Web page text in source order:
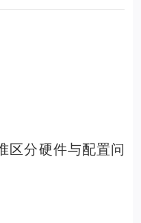
区分硬件与配置问